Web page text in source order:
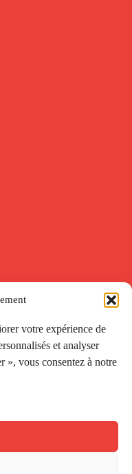
votre expérience de
et analyser
», vous consentez à notre